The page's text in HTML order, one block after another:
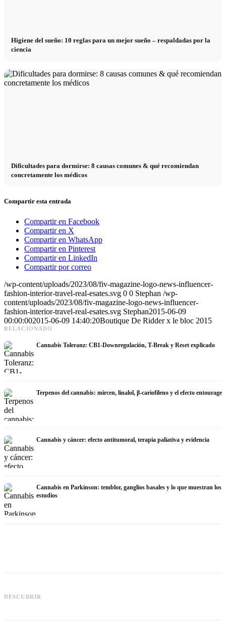
Higiene del sueño: 10 reglas para un mejor sueño – respaldadas por la
ciencia
Dificultades para dormirse: 8 causas comunes & qué recomiendan
concretamente los médicos
Compartir esta entrada
Compartir en Facebook
Compartir en X
Compartir en WhatsApp
Compartir en Pinterest
Compartir en LinkedIn
Compartir por correo
/wp-content/uploads/2023/08/fiv-magazine-logo-news-influencer-
fashion-interior-travel-real-esates.svg 0 0 Stephan /wp-
content/uploads/2023/08/fiv-magazine-logo-news-influencer-
fashion-interior-travel-real-esates.svg Stephan2015-06-09
00:00:002015-06-09 14:40:20Boutique De Ridder x le bloc 2015
RELACIONADO
Cannabis Toleranz: CB1-Downregulación, T-Break y Reset explicado
Terpenos del cannabis: mircen, linalol, β-cariofileno y el efecto entourage
Cannabis y cáncer: efecto antitumoral, terapia paliativa y evidencia
Cannabis en Parkinson: temblor, ganglios basales y lo que muestran los
estudios
DESCUBRIR
estudios